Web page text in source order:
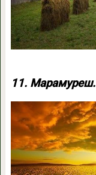
11. Марамуреш.